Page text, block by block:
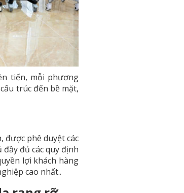
tiến, mỗi phương
trúc đến bề mặt,
được phê duyệt các
đủ các quy định
lợi khách hàng
cao nhất..